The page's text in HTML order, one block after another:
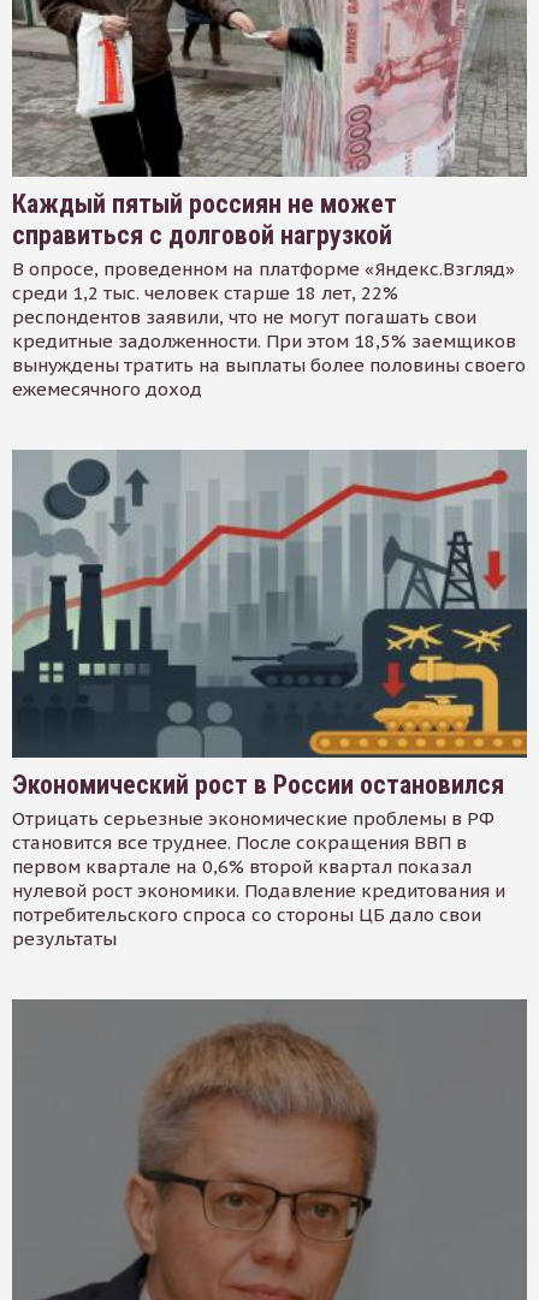
Каждый пятый россиян не может
справиться с долговой нагрузкой
В опросе, проведенном на платформе «Яндекс.Взгляд»
среди 1,2 тыс. человек старше 18 лет, 22%
респондентов заявили, что не могут погашать свои
кредитные задолженности. При этом 18,5% заемщиков
вынуждены тратить на выплаты более половины своего
ежемесячного доход
Экономический рост в России остановился
Отрицать серьезные экономические проблемы в РФ
становится все труднее. После сокращения ВВП в
первом квартале на 0,6% второй квартал показал
нулевой рост экономики. Подавление кредитования и
потребительского спроса со стороны ЦБ дало свои
результаты